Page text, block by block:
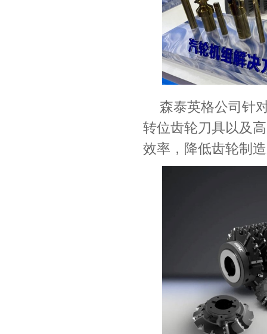
森泰英格公司针
转位齿轮刀具以及
效率，降低齿轮制